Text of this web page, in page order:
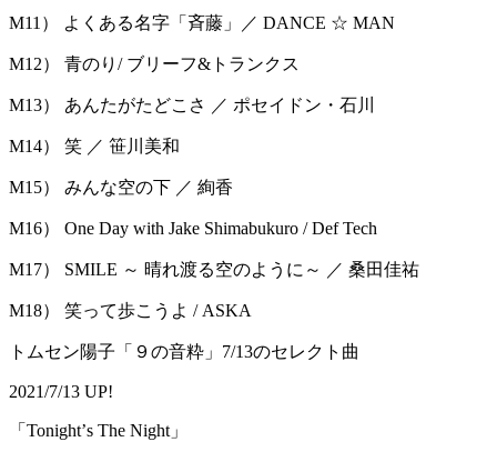
M11） よくある名字「斉藤」／ DANCE ☆ MAN
M12） 青のり/ ブリーフ&トランクス
M13） あんたがたどこさ ／ ポセイドン・石川
M14） 笑 ／ 笹川美和
M15） みんな空の下 ／ 絢香
M16） One Day with Jake Shimabukuro / Def Tech
M17） SMILE ～ 晴れ渡る空のように～ ／ 桑田佳祐
M18） 笑って歩こうよ / ASKA
トムセン陽子「９の音粋」7/13のセレクト曲
2021/7/13 UP!
「Tonightʼs The Night」